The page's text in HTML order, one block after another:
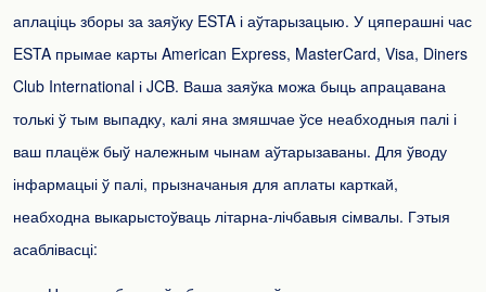
аплаціць зборы за заяўку ESTA і аўтарызацыю. У цяперашні час
ESTA прымае карты American Express, MasterCard, Visa, Diners
Club International і JCB. Ваша заяўка можа быць апрацавана
толькі ў тым выпадку, калі яна змяшчае ўсе неабходныя палі і
ваш плацёж быў належным чынам аўтарызаваны. Для ўводу
інфармацыі ў палі, прызначаныя для аплаты карткай,
неабходна выкарыстоўваць літарна-лічбавыя сімвалы. Гэтыя
асаблівасці: